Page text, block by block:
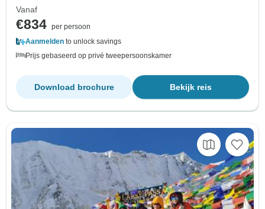
Vanaf
€834 per persoon
Aanmelden to unlock savings
Prijs gebaseerd op privé tweepersoonskamer
Bekijk reis
Download brochure